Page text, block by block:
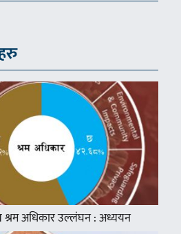
श्रम अधिकार उल्लंघन : अध्ययन